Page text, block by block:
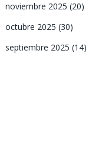
noviembre 2025 (20)
octubre 2025 (30)
septiembre 2025 (14)